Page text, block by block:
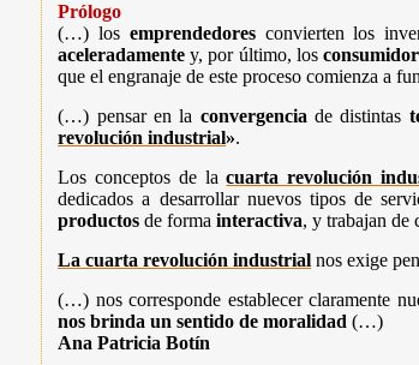
Prólogo
(…) los emprendedoresconvierten los
aceleradamente y, por último, los
que el engranaje de este proceso comienza a
(…) pensar en la convergencia de distintas
revolución industrial».
Los conceptos de lacuarta revolución
dedicados a desarrollar nuevos tipos de
productos de formainteractiva, y trabajan de
La cuarta revolución industrial nos exige
(…) nos corresponde establecer claramente
nos brinda un sentido de moralidad(…)
Ana Patricia Botín